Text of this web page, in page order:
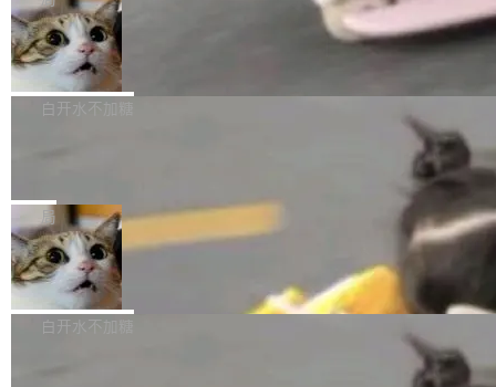
l 迁移或唤醒时，新宿主从 S3 恢复 SQLite 数据
库继续执行。存储库是持久化的唯一真相...
te 17 Pro、OPPO K15，要么是vivo X300 E这
样的次旗舰。 Galaxy Z Fold8 Ultra / Z Fold8 /
Z Flip8三款折叠屏新机均在7月22日发布，且全
部搭载骁龙8 Elite Gen5 for Galaxy，它们本该
本控制系统。目前处于 Early Access 阶段。 De
ltaDB 的核心思路直接写在 landing page 最显
眼的位置：「Software is made between com
mits」——软件是在 commit 之间写出来的。git
是把这段空隙补上。 回退到任何一次编辑：Delt
aDB 捕获 commit 之间的每一次操作，...
SpaceXAI 单季资本开支达 183 亿美元
根据风险投资人Tomer Tunguz 博客（VC 分
析）披露的最新分析与第二季度业绩报告，Spac
微软同期总资本开支的四成。 与亚马逊、Alpha
bet、微软以及 Meta 等传统科技巨头相比，Spa
ceXAI的资金消耗速度尤为引人瞩目。然而，支
撑庞大支出的资金来源却呈现出截然不同的面
貌。数据显示，微软和 Meta 主要依托充沛的经
白开水不加糖
一个在终端里运行的编程 agent；Muse Spark
1.2，驱动这个 agent 的新模型。一句话概括：
你可以用 curl -fsSL https://dev.meta.ai/install.
sh | bash 安装一个能在大项目里自动规划、写
代码、验证结果的 AI 终端工具。 据介绍，Muse
局
美团开源 LoHoSearch，用知识图谱校
准 AI 能力认知
机器出题的前提，是让机器拥有全局视野。整个
构建流程可以分为四个环节：建图 → 控制难度
白开水不加糖